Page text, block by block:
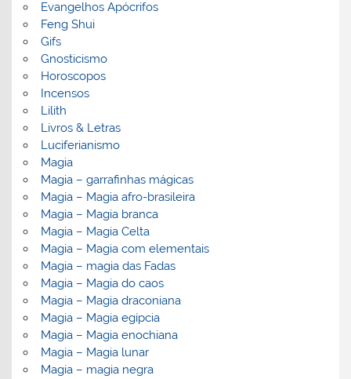
Evangelhos Apócrifos
Feng Shui
Gifs
Gnosticismo
Horoscopos
Incensos
Lilith
Livros & Letras
Luciferianismo
Magia
Magia – garrafinhas mágicas
Magia – Magia afro-brasileira
Magia – Magia branca
Magia – Magia Celta
Magia – Magia com elementais
Magia – magia das Fadas
Magia – Magia do caos
Magia – Magia draconiana
Magia – Magia egípcia
Magia – Magia enochiana
Magia – Magia lunar
Magia – magia negra